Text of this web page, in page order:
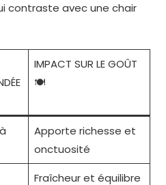
contraste avec une chair
IMPACT SUR LE GOÛT
🍽️
Apporte richesse et
onctuosité
Fraîcheur et équilibre